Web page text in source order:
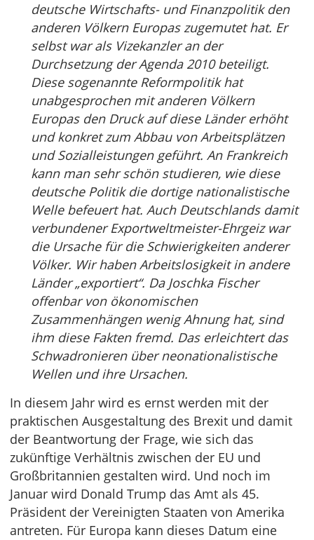
deutsche Wirtschafts- und Finanzpolitik den
anderen Völkern Europas zugemutet hat. Er
selbst war als Vizekanzler an der
Durchsetzung der Agenda 2010 beteiligt.
Diese sogenannte Reformpolitik hat
unabgesprochen mit anderen Völkern
Europas den Druck auf diese Länder erhöht
und konkret zum Abbau von Arbeitsplätzen
und Sozialleistungen geführt. An Frankreich
kann man sehr schön studieren, wie diese
deutsche Politik die dortige nationalistische
Welle befeuert hat. Auch Deutschlands damit
verbundener Exportweltmeister-Ehrgeiz war
die Ursache für die Schwierigkeiten anderer
Völker. Wir haben Arbeitslosigkeit in andere
Länder „exportiert“. Da Joschka Fischer
offenbar von ökonomischen
Zusammenhängen wenig Ahnung hat, sind
ihm diese Fakten fremd. Das erleichtert das
Schwadronieren über neonationalistische
Wellen und ihre Ursachen.
In diesem Jahr wird es ernst werden mit der
praktischen Ausgestaltung des Brexit und damit
der Beantwortung der Frage, wie sich das
zukünftige Verhältnis zwischen der EU und
Großbritannien gestalten wird. Und noch im
Januar wird Donald Trump das Amt als 45.
Präsident der Vereinigten Staaten von Amerika
antreten. Für Europa kann dieses Datum eine